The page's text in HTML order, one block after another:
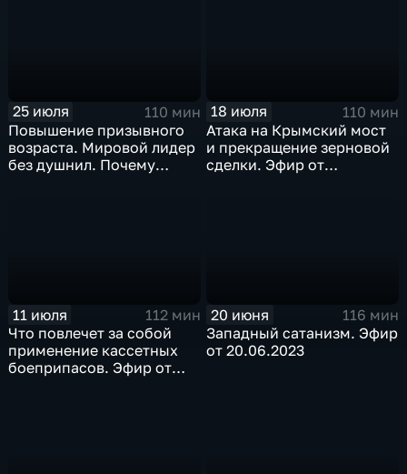
25 июля
110 мин
Повышение призывного
возраста. Мировой лидер
без душнил. Почему
18 июля
110 мин
Атака на Крымский мост
и прекращение зерновой
сделки. Эфир от
11 июля
112 мин
Что повлечет за собой
применение кассетных
боеприпасов. Эфир от
20 июня
116 мин
Западный сатанизм. Эфир
от 20.06.2023